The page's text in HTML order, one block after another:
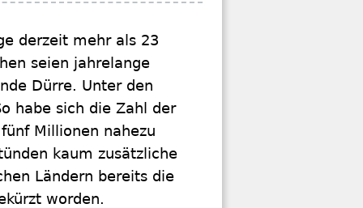
derzeit mehr als 23
seien jahrelange
Dürre. Unter den
habe sich die Zahl der
Millionen nahezu
kaum zusätzliche
Ländern bereits die
worden.